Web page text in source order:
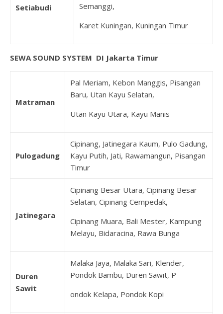
Setiabudi
Semanggi,
Karet Kuningan, Kuningan Timur
SEWA SOUND SYSTEM DI Jakarta Timur
Matraman
Pal Meriam, Kebon Manggis, Pisangan
Baru, Utan Kayu Selatan,
Utan Kayu Utara, Kayu Manis
Pulogadung
Cipinang, Jatinegara Kaum, Pulo Gadung,
Kayu Putih, Jati, Rawamangun, Pisangan
Timur
Jatinegara
Cipinang Besar Utara, Cipinang Besar
Selatan, Cipinang Cempedak,
Cipinang Muara, Bali Mester, Kampung
Melayu, Bidaracina, Rawa Bunga
Duren
Sawit
Malaka Jaya, Malaka Sari, Klender,
Pondok Bambu, Duren Sawit, P
ondok Kelapa, Pondok Kopi